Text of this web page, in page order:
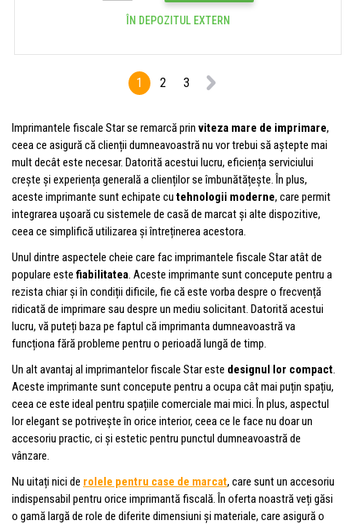
ÎN DEPOZITUL EXTERN
1 2 3
Imprimantele fiscale Star se remarcă prin viteza mare de imprimare,
ceea ce asigură că clienții dumneavoastră nu vor trebui să aștepte mai
mult decât este necesar. Datorită acestui lucru, eficiența serviciului
crește și experiența generală a clienților se îmbunătățește. În plus,
aceste imprimante sunt echipate cu tehnologii moderne, care permit
integrarea ușoară cu sistemele de casă de marcat și alte dispozitive,
ceea ce simplifică utilizarea și întreținerea acestora.
Unul dintre aspectele cheie care fac imprimantele fiscale Star atât de
populare este fiabilitatea. Aceste imprimante sunt concepute pentru a
rezista chiar și în condiții dificile, fie că este vorba despre o frecvență
ridicată de imprimare sau despre un mediu solicitant. Datorită acestui
lucru, vă puteți baza pe faptul că imprimanta dumneavoastră va
funcționa fără probleme pentru o perioadă lungă de timp.
Un alt avantaj al imprimantelor fiscale Star este designul lor compact.
Aceste imprimante sunt concepute pentru a ocupa cât mai puțin spațiu,
ceea ce este ideal pentru spațiile comerciale mai mici. În plus, aspectul
lor elegant se potrivește în orice interior, ceea ce le face nu doar un
accesoriu practic, ci și estetic pentru punctul dumneavoastră de
vânzare.
Nu uitați nici de rolele pentru case de marcat, care sunt un accesoriu
indispensabil pentru orice imprimantă fiscală. În oferta noastră veți găsi
o gamă largă de role de diferite dimensiuni și materiale, care asigură o